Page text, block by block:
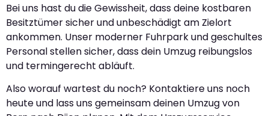
Bei uns hast du die Gewissheit, dass deine kostbaren
Besitztümer sicher und unbeschädigt am Zielort
ankommen. Unser moderner Fuhrpark und geschultes
Personal stellen sicher, dass dein Umzug reibungslos
und termingerecht abläuft.
Also worauf wartest du noch? Kontaktiere uns noch
heute und lass uns gemeinsam deinen Umzug von